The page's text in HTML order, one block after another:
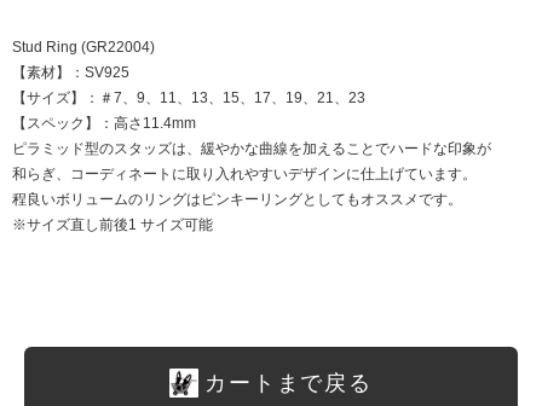
Stud Ring (GR22004)
【素材】：SV925
【サイズ】：＃7、9、11、13、15、17、19、21、23
【スペック】：高さ11.4mm
ピラミッド型のスタッズは、緩やかな曲線を加えることでハードな印象が
和らぎ、コーディネートに取り入れやすいデザインに仕上げています。
程良いボリュームのリングはピンキーリングとしてもオススメです。
※サイズ直し前後1 サイズ可能
カートまで戻る